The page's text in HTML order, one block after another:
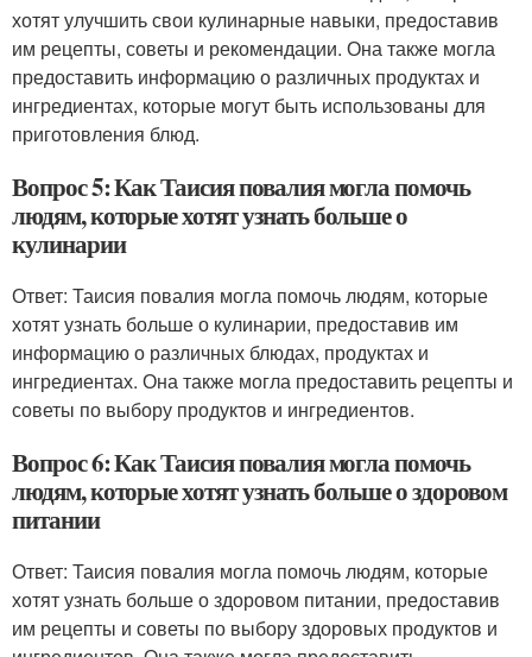
хотят улучшить свои кулинарные навыки, предоставив
им рецепты, советы и рекомендации. Она также могла
предоставить информацию о различных продуктах и
ингредиентах, которые могут быть использованы для
приготовления блюд.
Вопрос 5: Как Таисия повалия могла помочь
людям, которые хотят узнать больше о
кулинарии
Ответ: Таисия повалия могла помочь людям, которые
хотят узнать больше о кулинарии, предоставив им
информацию о различных блюдах, продуктах и
ингредиентах. Она также могла предоставить рецепты и
советы по выбору продуктов и ингредиентов.
Вопрос 6: Как Таисия повалия могла помочь
людям, которые хотят узнать больше о здоровом
питании
Ответ: Таисия повалия могла помочь людям, которые
хотят узнать больше о здоровом питании, предоставив
им рецепты и советы по выбору здоровых продуктов и